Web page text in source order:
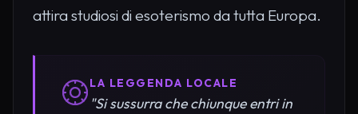
attira studiosi di esoterismo da tutta Europa.
LA LEGGENDA LOCALE
"Si sussurra che chiunque entri in